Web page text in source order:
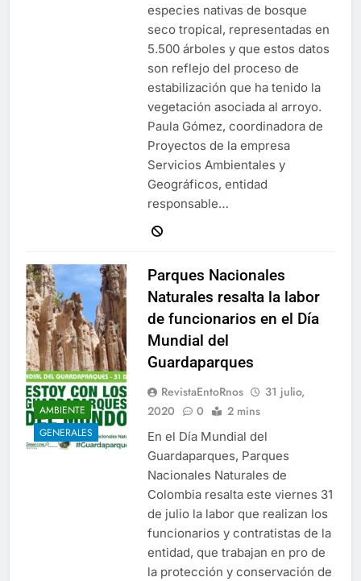
especies nativas de bosque
seco tropical, representadas en
5.500 árboles y que estos datos
son reflejo del proceso de
estabilización que ha tenido la
vegetación asociada al arroyo.
Paula Gómez, coordinadora de
Proyectos de la empresa
Servicios Ambientales y
Geográficos, entidad
responsable…
AMBIENTE
GENERALES
Parques Nacionales
Naturales resalta la labor
de funcionarios en el Día
Mundial del
Guardaparques
RevistaEntoRnos
31 julio,
2020
0 2 mins
En el Día Mundial del
Guardaparques, Parques
Nacionales Naturales de
Colombia resalta este viernes 31
de julio la labor que realizan los
funcionarios y contratistas de la
entidad, que trabajan en pro de
la protección y conservación de